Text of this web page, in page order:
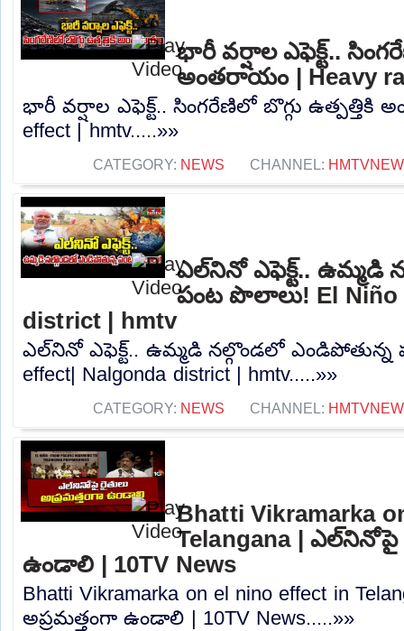
భారీ వర్షాల ఎఫెక్ట్..
అంతరాయం | Heavy
భారీ వర్షాల ఎఫెక్ట్.. సింగరేణిలో బొగ్గు ఉత్పత్తికి
effect | hmtv.....»»
CATEGORY: NEWS CHANNEL:
ఎల్‌నినో ఎఫెక్ట్.. ఉమ్మడి
పంట పొలాలు! El Niño
district | hmtv
ఎల్‌నినో ఎఫెక్ట్.. ఉమ్మడి నల్గొండలో ఎండిపోతున్న
effect| Nalgonda district | hmtv.....»»
CATEGORY: NEWS CHANNEL:
Bhatti Vikramarka
Telangana | ఎల్‌నినోపై
ఉండాలి | 10TV News
Bhatti Vikramarka on el nino effect in
అప్రమత్తంగా ఉండాలి | 10TV News.....»»